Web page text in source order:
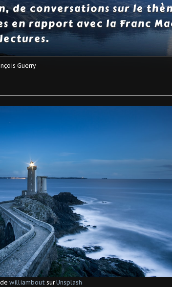
de conversations sur le
en rapport avec la Franc
Guerry
williamboutsurUnsplash